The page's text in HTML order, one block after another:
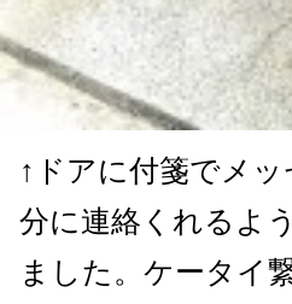
↑ドアに付箋でメ
分に連絡くれるよ
ました。ケータイ